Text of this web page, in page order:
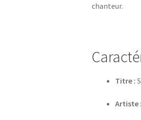
chanteur.
Titre :
Artiste :